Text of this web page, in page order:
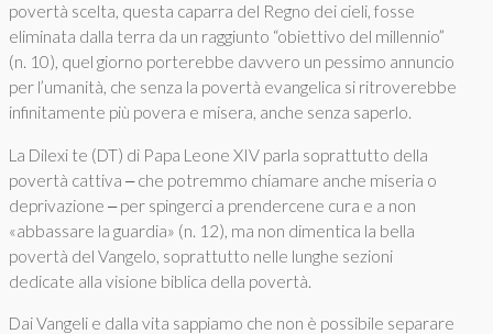
povertà scelta, questa caparra del Regno dei cieli, fosse
eliminata dalla terra da un raggiunto “obiettivo del millennio”
(n. 10), quel giorno porterebbe davvero un pessimo annuncio
per l’umanità, che senza la povertà evangelica si ritroverebbe
infinitamente più povera e misera, anche senza saperlo.
La Dilexi te (DT) di Papa Leone XIV parla soprattutto della
povertà cattiva ‒ che potremmo chiamare anche miseria o
deprivazione ‒ per spingerci a prendercene cura e a non
«abbassare la guardia» (n. 12), ma non dimentica la bella
povertà del Vangelo, soprattutto nelle lunghe sezioni
dedicate alla visione biblica della povertà.
Dai Vangeli e dalla vita sappiamo che non è possibile separare